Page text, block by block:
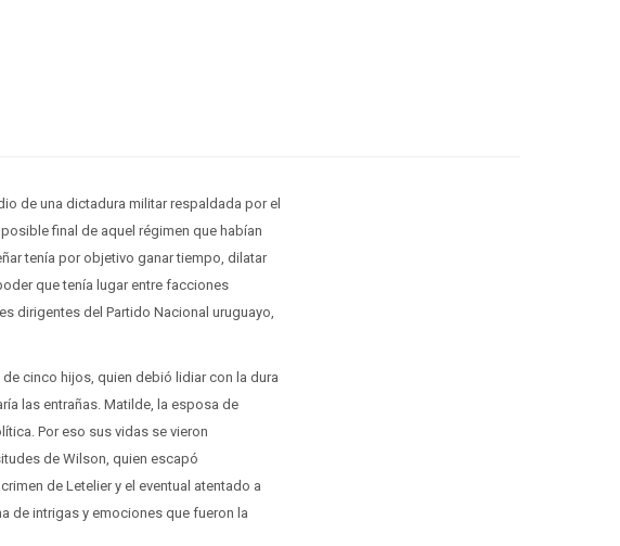
de una dictadura militar respaldada por el
final de aquel régimen que habían
tenía por objetivo ganar tiempo, dilatar
que tenía lugar entre facciones
dirigentes del Partido Nacional uruguayo,
cinco hijos, quien debió lidiar con la dura
las entrañas. Matilde, la esposa de
Por eso sus vidas se vieron
de Wilson, quien escapó
de Letelier y el eventual atentado a
de intrigas y emociones que fueron la